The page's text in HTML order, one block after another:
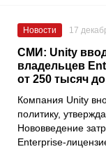
Новости 17
СМИ: Unity
владельцев
от 250 тысяч
Компания Unity
политику,
Нововведение
Enterprise-